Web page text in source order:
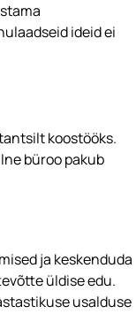
ideid ei
koostööks.
büroo pakub
ja keskenduda
üldise edu.
usalduse